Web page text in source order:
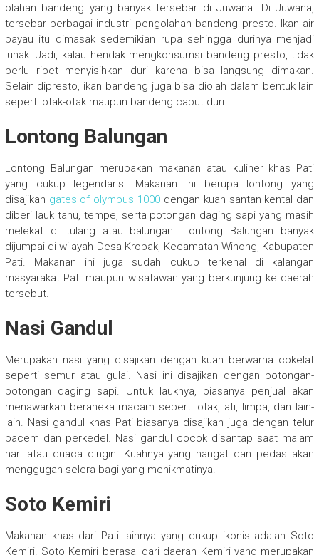
olahan bandeng yang banyak tersebar di Juwana. Di Juwana,
tersebar berbagai industri pengolahan bandeng presto. Ikan air
payau itu dimasak sedemikian rupa sehingga durinya menjadi
lunak. Jadi, kalau hendak mengkonsumsi bandeng presto, tidak
perlu ribet menyisihkan duri karena bisa langsung dimakan.
Selain dipresto, ikan bandeng juga bisa diolah dalam bentuk lain
seperti otak-otak maupun bandeng cabut duri.
Lontong Balungan
Lontong Balungan merupakan makanan atau kuliner khas Pati
yang cukup legendaris. Makanan ini berupa lontong yang
disajikan gates of olympus 1000 dengan kuah santan kental dan
diberi lauk tahu, tempe, serta potongan daging sapi yang masih
melekat di tulang atau balungan. Lontong Balungan banyak
dijumpai di wilayah Desa Kropak, Kecamatan Winong, Kabupaten
Pati. Makanan ini juga sudah cukup terkenal di kalangan
masyarakat Pati maupun wisatawan yang berkunjung ke daerah
tersebut.
Nasi Gandul
Merupakan nasi yang disajikan dengan kuah berwarna cokelat
seperti semur atau gulai. Nasi ini disajikan dengan potongan-
potongan daging sapi. Untuk lauknya, biasanya penjual akan
menawarkan beraneka macam seperti otak, ati, limpa, dan lain-
lain. Nasi gandul khas Pati biasanya disajikan juga dengan telur
bacem dan perkedel. Nasi gandul cocok disantap saat malam
hari atau cuaca dingin. Kuahnya yang hangat dan pedas akan
menggugah selera bagi yang menikmatinya.
Soto Kemiri
Makanan khas dari Pati lainnya yang cukup ikonis adalah Soto
Kemiri. Soto Kemiri berasal dari daerah Kemiri yang merupakan